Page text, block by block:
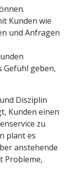
Kunden wie
und Anfragen
Gefühl geben,
Disziplin
Kunden einen
zu
plant es
anstehende
Probleme,